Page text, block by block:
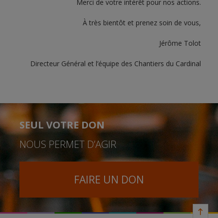
Merci de votre intérêt pour nos actions.
À très bientôt et prenez soin de vous,
Jérôme Tolot
Directeur Général et l’équipe des Chantiers du Cardinal
SEUL VOTRE DON
NOUS PERMET D’AGIR
FAIRE UN DON